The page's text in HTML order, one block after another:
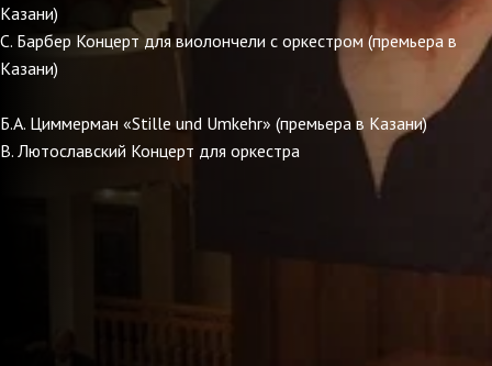
Казани)
С. Барбер Концерт для виолончели с оркестром (премьера в
Казани)
Б.А. Циммерман «Stille und Umkehr» (премьера в Казани)
В. Лютославский Концерт для оркестра